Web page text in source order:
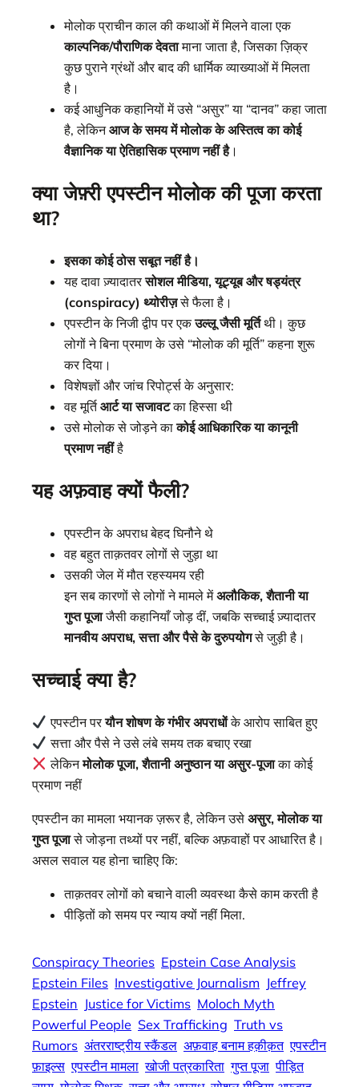
मोलोक प्राचीन काल की कथाओं में मिलने वाला एक
काल्पनिक/पौराणिक देवतामाना जाता है, जिसका ज़िक्र
कुछ पुराने ग्रंथों और बाद की धार्मिक व्याख्याओं में मिलता
है।
कई आधुनिक कहानियों में उसे “असुर” या “दानव” कहा जाता
है, लेकिनआज के समय में मोलोक के अस्तित्व का कोई
वैज्ञानिक या ऐतिहासिक प्रमाण नहीं है।
क्या जेफ़्री एपस्टीन मोलोक की पूजा करता
था?
इसका कोई ठोस सबूत नहीं है।
यह दावा ज़्यादातरसोशल मीडिया, यूट्यूब और षड्यंत्र
(conspiracy) थ्योरीज़से फैला है।
एपस्टीन के निजी द्वीप पर एकउल्लू जैसी मूर्तिथी। कुछ
लोगों ने बिना प्रमाण के उसे “मोलोक की मूर्ति” कहना शुरू
कर दिया।
विशेषज्ञों और जांच रिपोर्ट्स के अनुसार:
वह मूर्तिआर्ट या सजावटका हिस्सा थी
उसे मोलोक से जोड़ने काकोई आधिकारिक या कानूनी
प्रमाण नहींहै
यह अफ़वाह क्यों फैली?
एपस्टीन के अपराध बेहद घिनौने थे
वह बहुत ताक़तवर लोगों से जुड़ा था
उसकी जेल में मौत रहस्यमय रही
इन सब कारणों से लोगों ने मामले मेंअलौकिक, शैतानी या
गुप्त पूजाजैसी कहानियाँ जोड़ दीं, जबकि सच्चाई ज़्यादातर
मानवीय अपराध, सत्ता और पैसे के दुरुपयोगसे जुड़ी है।
सच्चाई क्या है?
एपस्टीन परयौन शोषण के गंभीर अपराधोंके आरोप साबित हुए
सत्ता और पैसे ने उसे लंबे समय तक बचाए रखा
लेकिनमोलोक पूजा, शैतानी अनुष्ठान या असुर-पूजाका कोई
प्रमाण नहीं
एपस्टीन का मामला भयानक ज़रूर है, लेकिन उसे असुर, मोलोक या
गुप्त पूजासे जोड़ना तथ्यों पर नहीं, बल्कि अफ़वाहों पर आधारित है।
असल सवाल यह होना चाहिए कि:
ताक़तवर लोगों को बचाने वाली व्यवस्था कैसे काम करती है
पीड़ितों को समय पर न्याय क्यों नहीं मिला.
Conspiracy Theories Epstein Case Analysis
Epstein Files Investigative Journalism Jeffrey
Epstein Justice for Victims Moloch Myth
Powerful People Sex Trafficking Truth vs
Rumors अंतरराष्ट्रीय स्कैंडल अफ़वाह बनाम हक़ीक़त एपस्टीन
फ़ाइल्स एपस्टीन मामला खोजी पत्रकारिता गुप्त पूजा पीड़ित